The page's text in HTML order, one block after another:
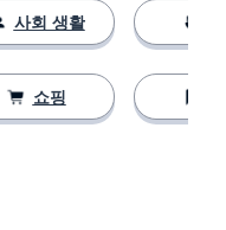
사회 생활
쇼핑